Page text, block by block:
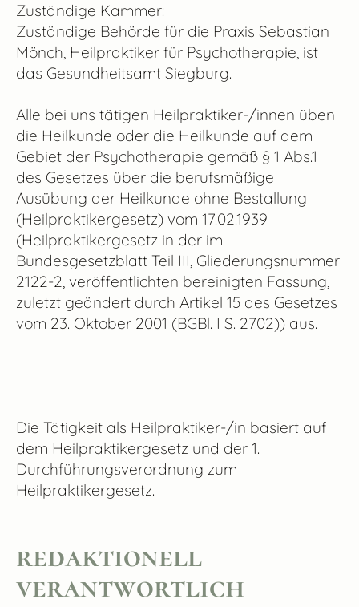
Zuständige Kammer:
Zuständige Behörde für die Praxis Sebastian
Mönch, Heilpraktiker für Psychotherapie, ist
das Gesundheitsamt Siegburg.
Alle bei uns tätigen Heilpraktiker-/innen üben
die Heilkunde oder die Heilkunde auf dem
Gebiet der Psychotherapie gemäß § 1 Abs.1
des Gesetzes über die berufsmäßige
Ausübung der Heilkunde ohne Bestallung
(Heilpraktikergesetz) vom 17.02.1939
(Heilpraktikergesetz in der im
Bundesgesetzblatt Teil III, Gliederungsnummer
2122-2, veröffentlichten bereinigten Fassung,
zuletzt geändert durch Artikel 15 des Gesetzes
vom 23. Oktober 2001 (BGBl. I S. 2702)) aus.
Die Tätigkeit als Heilpraktiker-/in basiert auf
dem Heilpraktikergesetz und der 1.
Durchführungsverordnung zum
Heilpraktikergesetz.
redaktionell
verantwortlich